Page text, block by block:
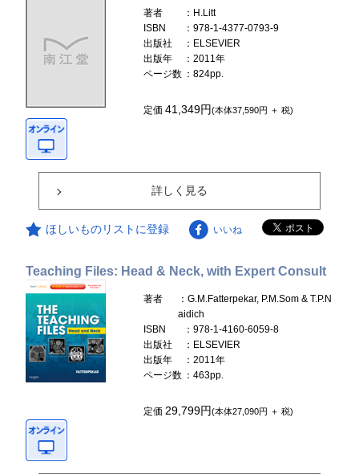
著者
：H.Litt
ISBN
：978-1-4377-0793-9
出版社
：ELSEVIER
出版年
：2011年
ページ数 ：824pp.
定価41,349円(本体37,590円 ＋ 税)
詳しく見る
ほしいものリストに登録 いいね
Teaching Files: Head & Neck, with Expert Consult
著者
：G.M.Fatterpekar, P.M.Som & T.P.N
aidich
ISBN
：978-1-4160-6059-8
出版社
：ELSEVIER
出版年
：2011年
ページ数 ：463pp.
定価29,799円(本体27,090円 ＋ 税)